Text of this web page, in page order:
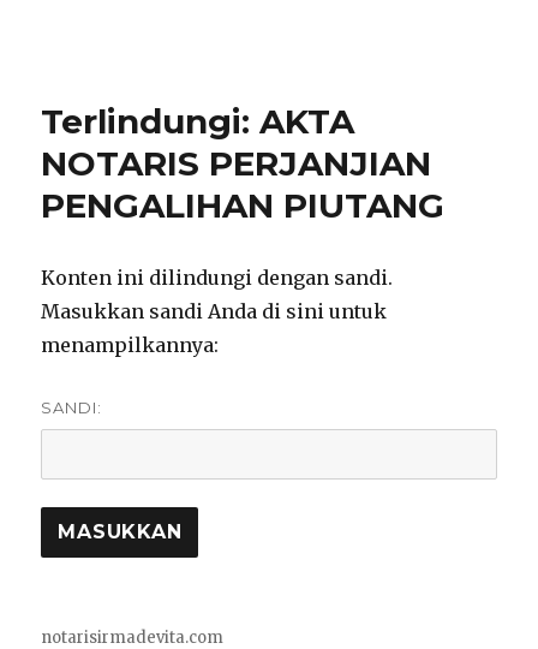
Terlindungi: AKTA
NOTARIS PERJANJIAN
PENGALIHAN PIUTANG
Konten ini dilindungi dengan sandi.
Masukkan sandi Anda di sini untuk
menampilkannya:
SANDI:
notarisirmadevita.com